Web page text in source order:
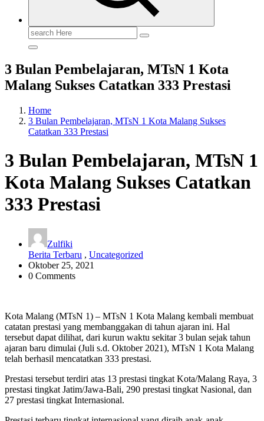
Search
for:
3 Bulan Pembelajaran, MTsN 1 Kota
Malang Sukses Catatkan 333 Prestasi
Home
3 Bulan Pembelajaran, MTsN 1 Kota Malang Sukses
Catatkan 333 Prestasi
3 Bulan Pembelajaran, MTsN 1
Kota Malang Sukses Catatkan
333 Prestasi
Zulfiki
Berita Terbaru , Uncategorized
Oktober 25, 2021
0 Comments
Kota Malang (MTsN 1) – MTsN 1 Kota Malang kembali membuat
catatan prestasi yang membanggakan di tahun ajaran ini. Hal
tersebut dapat dilihat, dari kurun waktu sekitar 3 bulan sejak tahun
ajaran baru dimulai (Juli s.d. Oktober 2021), MTsN 1 Kota Malang
telah berhasil mencatatkan 333 prestasi.
Prestasi tersebut terdiri atas 13 prestasi tingkat Kota/Malang Raya, 3
prestasi tingkat Jatim/Jawa-Bali, 290 prestasi tingkat Nasional, dan
27 prestasi tingkat Internasional.